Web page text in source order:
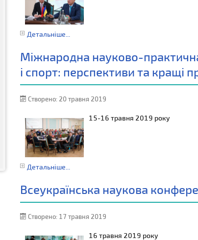
Детальніше...
Міжнародна науково-
і спорт: перспективи та кращі
Створено: 20 травня 2019
15-16 травня 2019 року
Детальніше...
Всеукраїнська наукова
Створено: 17 травня 2019
16 травня 2019 року